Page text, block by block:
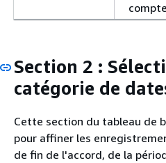
Section 2 :
catégorie de
Cette section du tableau de
pour affiner les
de fin de l'accord, de la